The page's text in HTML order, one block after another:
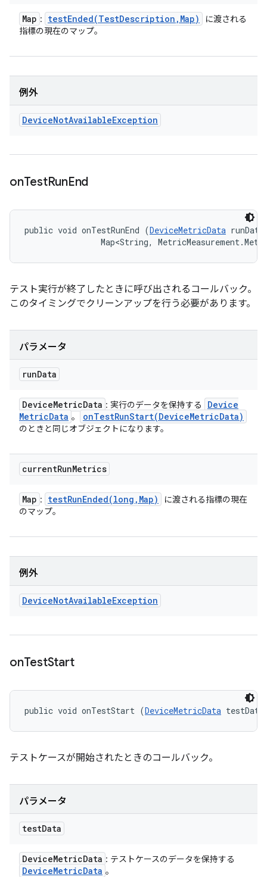
Map : testEnded(TestDescription , Map)
に渡される
指標の現在のマップ。
例外
DeviceNotAvailableException
onTestRunEnd
public void onTestRunEnd (DeviceMetricData
Map<String,
テスト実行が終了したときに呼び出されるコールバック。
このタイミングでクリーンアップを行う必要があります。
パラメータ
runData
DeviceMetricData : 実行のデータを保持する
Device
MetricData 。 onTestRunStart(DeviceMetricData)
のときと同じオブジェクトになります。
currentRunMetrics
Map : testRunEnded(long , Map)
に渡される指標の現在
のマップ。
例外
DeviceNotAvailableException
onTestStart
public void onTestStart (DeviceMetricData
テストケースが開始されたときのコールバック。
パラメータ
testData
DeviceMetricData : テストケースのデータを保持する
DeviceMetricData 。